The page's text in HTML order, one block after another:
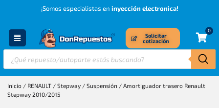
¡Somos especialistas en inyección electronica!
Solicitar
cotización
0
Inicio / RENAULT / Stepway / Suspensión / Amortiguador trasero Renault
Stepway 2010/2015